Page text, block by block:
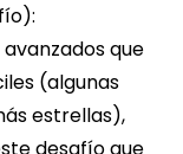
que
(algunas
estrellas),
desafío que